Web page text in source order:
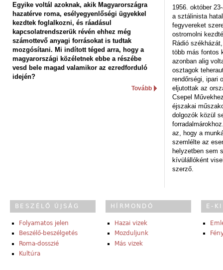
Egyike voltál azoknak, akik Magyarországra
hazatérve roma, esélyegyenlőségi ügyekkel
kezdtek foglalkozni, és ráadásul
kapcsolatrendszerük révén ehhez még
számottevő anyagi forrásokat is tudtak
mozgósítani. Mi indított téged arra, hogy a
magyarországi közéletnek ebbe a részébe
vesd bele magad valamikor az ezredforduló
idején?
Tovább
1956. október
a sztálinista
fegyvereket
ostromolni
Rádió
több más fontos
azonban alig
osztagok
rendőrségi, ipari
eljutottak az
Csepel
éjszakai
dolgozók közül
az, hogy a
szemlélte az
helyzetben sem
kívülállóként
szerző.
BESZÉLŐ ÚJSÁG
Folyamatos jelen
Beszélő-beszélgetés
Roma-dosszié
Kultúra
HÍRMONDÓ
Hazai vizek
Mozduljunk
Más vizek
E-